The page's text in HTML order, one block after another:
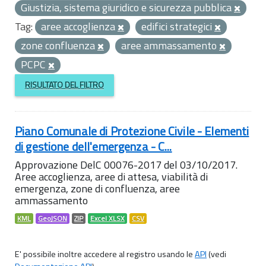
Giustizia, sistema giuridico e sicurezza pubblica
Tag: aree accoglienza
edifici strategici
zone confluenza
aree ammassamento
PCPC
RISULTATO DEL FILTRO
Piano Comunale di Protezione Civile - Elementi
di gestione dell'emergenza - C...
Approvazione DelC 00076-2017 del 03/10/2017.
Aree accoglienza, aree di attesa, viabilità di
emergenza, zone di confluenza, aree
ammassamento
KML GeoJSON ZIP Excel XLSX CSV
E' possibile inoltre accedere al registro usando leAPI(vedi